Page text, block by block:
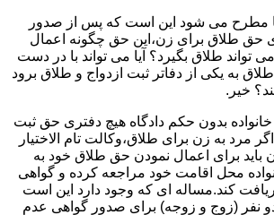
مطرح می شود این است که پس از صدور
حق طلاق برای زن،این حق چگونه اعمال
طلاق بگیرد؟ آیا می تواند با در دست
به یکی از دفاتر ثبت ازدواج و طلاق برود
خیر.
بدون حکم دادگاه هیچ دفتری حق ثبت
مرد به زن برای طلاق،وکالت تام الاختیار
باید برای اعمال نمودن حق طلاق خود به
محل اقامت خود مراجعه کرده و گواهی
کند.مساله ای که وجود دارد این است
نفر (زوج و زوجه) برای صدور گواهی عدم